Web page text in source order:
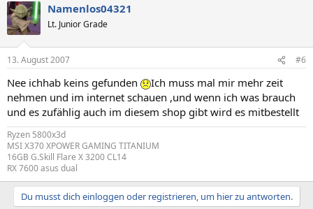
Namenlos04321
Lt. Junior Grade
13. August 2007 #6
Nee ichhab keins gefunden
Ich muss mal mir mehr zeit
nehmen und im internet schauen ,und wenn ich was brauch
und es zufählig auch im diesem shop gibt wird es mitbestellt
Ryzen 5800x3d
MSI X370 XPOWER GAMING TITANIUM
16GB G.Skill Flare X 3200 CL14
RX 7600 asus dual
Du musst dich einloggen oder registrieren, um hier zu antworten.